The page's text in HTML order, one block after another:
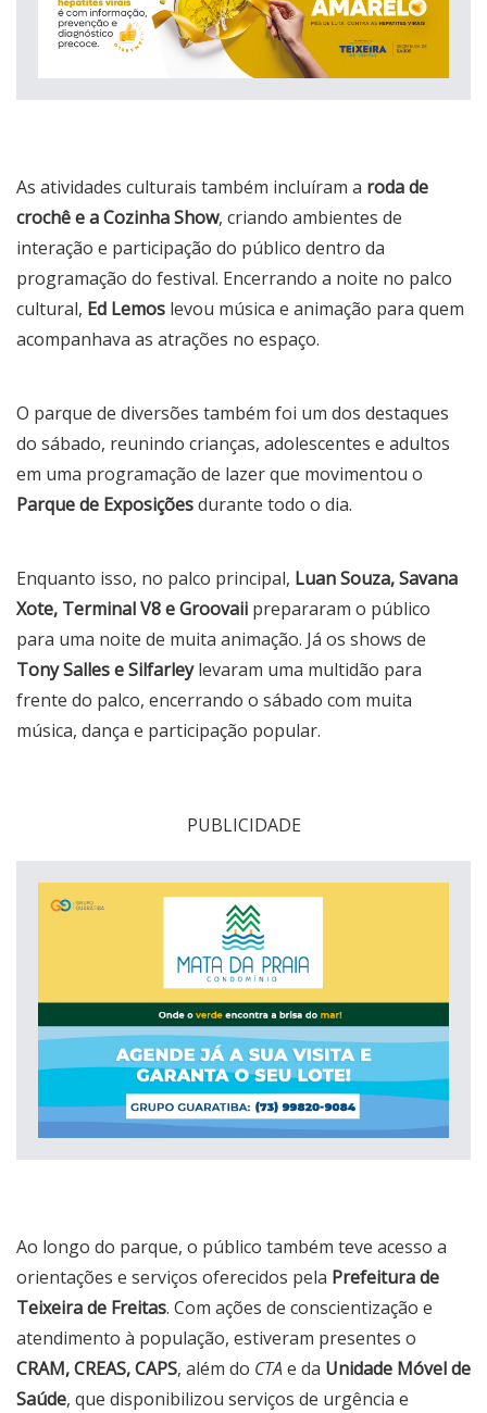
As atividades culturais também incluíram a roda de
crochê e a Cozinha Show, criando ambientes de
interação e participação do público dentro da
programação do festival. Encerrando a noite no palco
cultural, Ed Lemos levou música e animação para quem
acompanhava as atrações no espaço.
O parque de diversões também foi um dos destaques
do sábado, reunindo crianças, adolescentes e adultos
em uma programação de lazer que movimentou o
Parque de Exposiçõesdurante todo o dia.
Enquanto isso, no palco principal, Luan Souza, Savana
Xote, Terminal V8 e Groovaii prepararam o público
para uma noite de muita animação. Já os shows de
Tony Salles e Silfarleylevaram uma multidão para
frente do palco, encerrando o sábado com muita
música, dança e participação popular.
PUBLICIDADE
Ao longo do parque, o público também teve acesso a
orientações e serviços oferecidos pela Prefeitura de
Teixeira de Freitas. Com ações de conscientização e
atendimento à população, estiveram presentes o
CRAM, CREAS, CAPS, além do CTAe da Unidade Móvel de
Saúde, que disponibilizou serviços de urgência e